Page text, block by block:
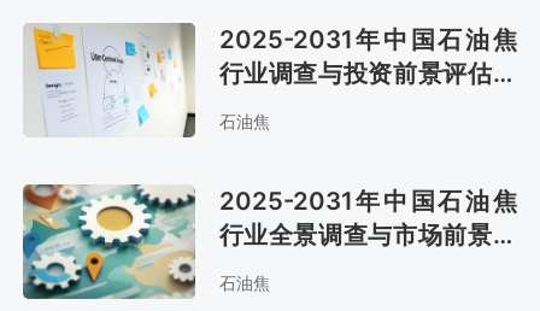
2025-2031年中国石油焦
行业调查与投资前景评估报
石油焦
2025-2031年中国石油焦
行业全景调查与市场前景预
测报告
石油焦